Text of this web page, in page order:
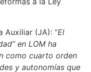
Auxiliar (JA): “El
en LOM ha
como cuarto orden
y autonomías que